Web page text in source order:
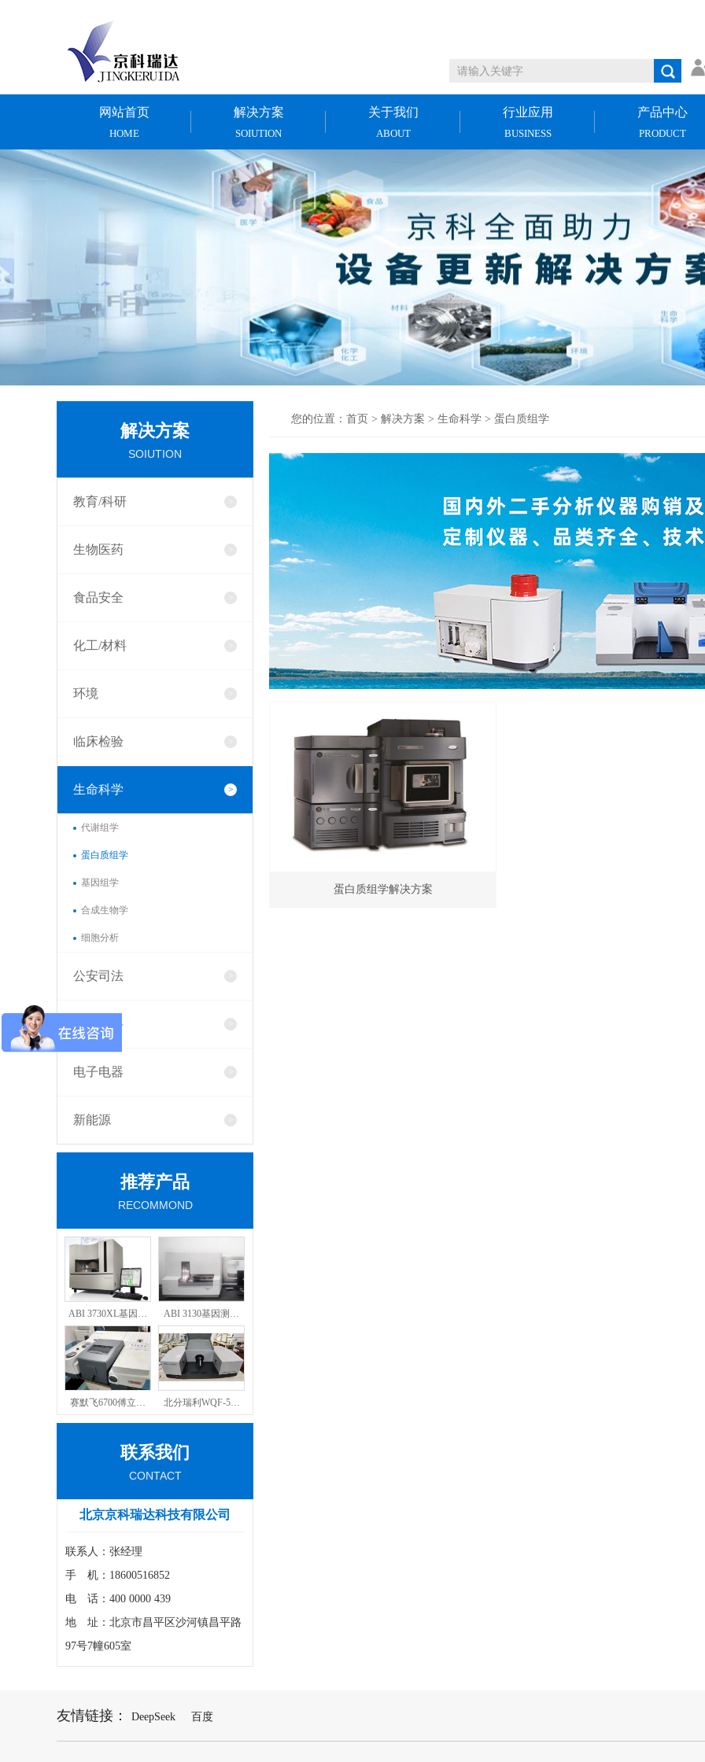
网站首页
HOME
解决方案
SOIUTION
关于我们
ABOUT
行业应用
BUSINESS
产品中心
PRODUCT
解决方案
SOIUTION
教育/科研
生物医药
食品安全
化工/材料
环境
临床检验
生命科学
代谢组学
蛋白质组学
基因组学
合成生物学
细胞分析
公安司法
工程材料
电子电器
新能源
推荐产品
RECOMMOND
ABI 3730XL基因… ABI 3130基因测…
赛默飞6700傅立… 北分瑞利WQF-5…
联系我们
CONTACT
北京京科瑞达科技有限公司
联系人：张经理
手 机：18600516852
电 话：400 0000 439
地 址：北京市昌平区沙河镇昌平路
97号7幢605室
您的位置： 首页 > 解决方案 > 生命科学 > 蛋白质组学
蛋白质组学解决方案
友情链接： DeepSeek 百度